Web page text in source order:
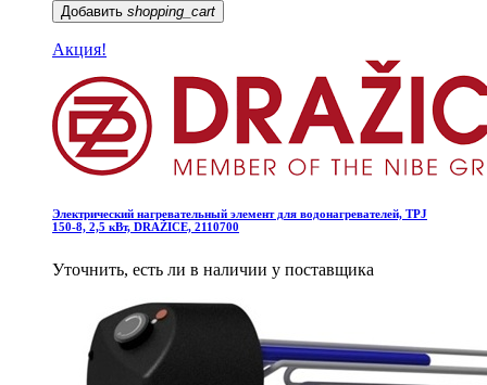
Добавить shopping_cart
Акция!
Электрический нагревательный элемент для водонагревателей, TPJ
150-8, 2,5 кВт, DRAŽICE, 2110700
Уточнить, есть ли в наличии у поставщика